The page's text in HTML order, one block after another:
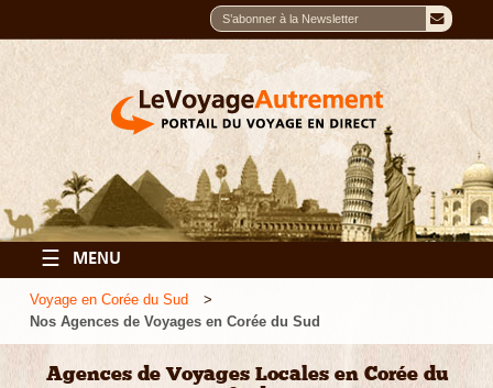
☰ MENU
Voyage en Corée du Sud
Nos Agences de Voyages en Corée du Sud
Agences de Voyages Locales en Corée du